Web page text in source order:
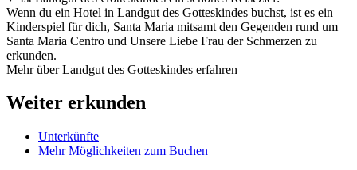
Wenn du ein Hotel in Landgut des Gotteskindes buchst, ist es ein
Kinderspiel für dich, Santa Maria mitsamt den Gegenden rund um
Santa Maria Centro und Unsere Liebe Frau der Schmerzen zu
erkunden.
Mehr über Landgut des Gotteskindes erfahren
Weiter erkunden
Unterkünfte
Mehr Möglichkeiten zum Buchen